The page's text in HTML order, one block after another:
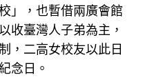
」，也暫借兩廣會館
收臺灣人子弟為主，
，二高女校友以此日
念日。